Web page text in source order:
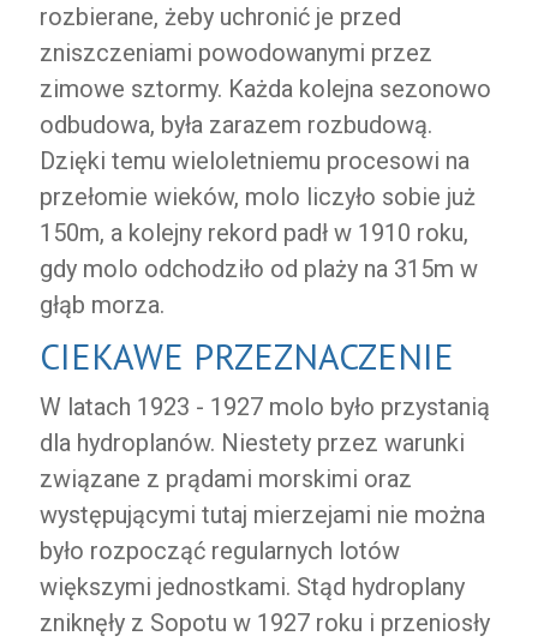
rozbierane, żeby uchronić je przed
zniszczeniami powodowanymi przez
zimowe sztormy. Każda kolejna sezonowo
odbudowa, była zarazem rozbudową.
Dzięki temu wieloletniemu procesowi na
przełomie wieków, molo liczyło sobie już
150m, a kolejny rekord padł w 1910 roku,
gdy molo odchodziło od plaży na 315m w
głąb morza.
CIEKAWE PRZEZNACZENIE
W latach 1923 - 1927 molo było przystanią
dla hydroplanów. Niestety przez warunki
związane z prądami morskimi oraz
występującymi tutaj mierzejami nie można
było rozpocząć regularnych lotów
większymi jednostkami. Stąd hydroplany
zniknęły z Sopotu w 1927 roku i przeniosły